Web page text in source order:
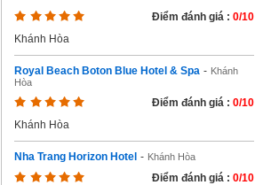
Điểm đánh giá : 0/10
Khánh Hòa
Royal Beach Boton Blue Hotel & Spa - Khánh
Hòa
Điểm đánh giá : 0/10
Khánh Hòa
Nha Trang Horizon Hotel - Khánh Hòa
Điểm đánh giá : 0/10